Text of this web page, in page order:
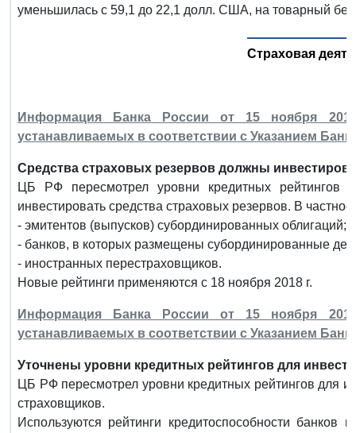
уменьшилась с 59,1 до 22,1 долл. США, на товарный
Страховая
Информация Банка России от 15 ноября
устанавливаемых в соответствии с Указанием
Средства страховых резервов должны
ЦБ РФ пересмотрел уровни кредитных рейтингов
инвестировать средства страховых резервов. В
- эмитентов (выпусков) субординированных облигаций;
- банков, в которых размещены субординированные
- иностранных перестраховщиков.
Новые рейтинги применяются с 18 ноября 2018 г.
Информация Банка России от 15 ноября
устанавливаемых в соответствии с Указанием
Уточнены уровни кредитных рейтингов для
ЦБ РФ пересмотрел уровни кредитных рейтингов для
страховщиков.
Используются рейтинги кредитоспособности банков